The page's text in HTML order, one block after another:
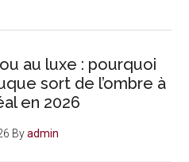
au luxe : pourquoi
sort de l’ombre à
en 2026
Byadmin